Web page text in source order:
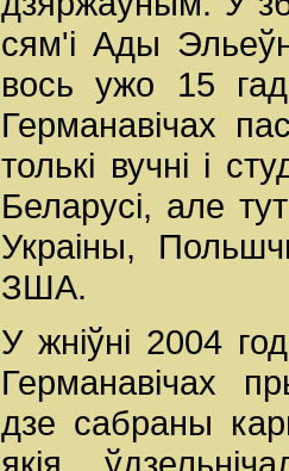
сям'і Ады
вось ужо 15
Германавічах
толькі вучні і
Беларусі, але
Украіны,
ЗША.
У жніўні 2004
Германавічах
дзе сабраны